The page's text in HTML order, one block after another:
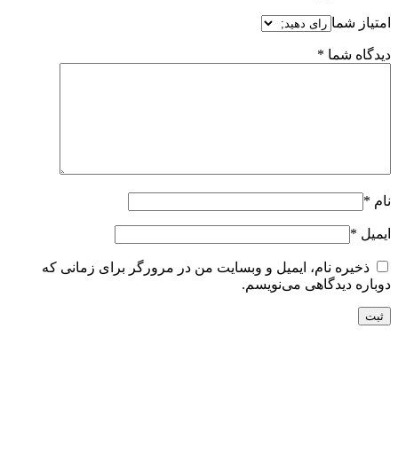
امتیاز شما
دیدگاه شما *
نام *
ایمیل *
ذخیره نام، ایمیل و وبسایت من در مرورگر برای زمانی که
دوباره دیدگاهی می‌نویسم.